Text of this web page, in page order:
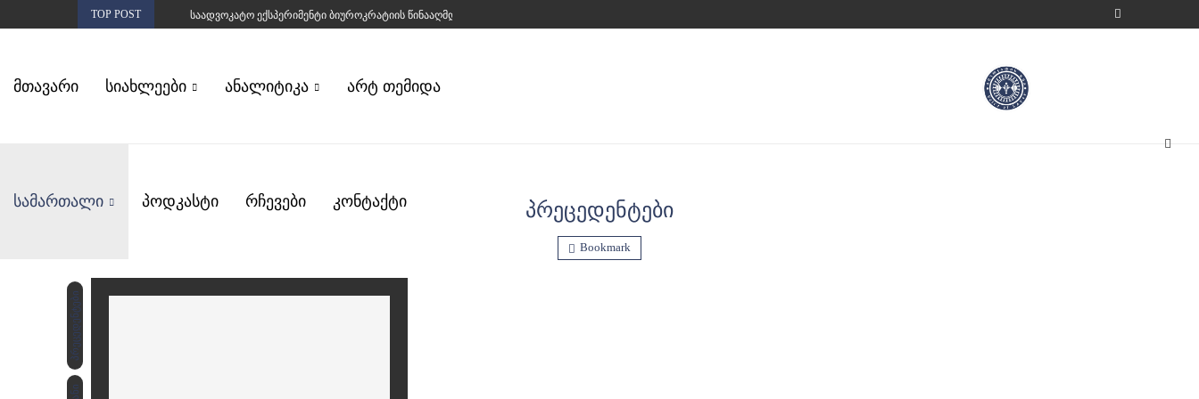
TOP POST ᲡᲐᲐᲓᲕᲝᲙᲐᲢᲝ ᲔᲥᲡᲞᲔᲠᲘᲛᲔᲜᲢᲘ ᲑᲘᲣᲠᲝᲙᲠᲐᲢᲘᲘᲡ ᲬᲘᲜᲐᲐᲦᲛᲓᲔᲒ: ᲠᲝᲒᲝᲠ ᲓᲐᲐᲛᲡᲮᲕᲠᲘᲐ ᲗᲑᲘᲚᲘᲡᲘᲡ ᲛᲔᲠᲗᲐᲜ...
ᲛᲗᲐᲕᲐᲠᲘ ᲡᲘᲐᲮᲚᲔᲔᲑᲘ ᲐᲜᲐᲚᲘᲢᲘᲙᲐ ᲐᲠᲢ ᲗᲔᲛᲘᲓᲐ
ᲡᲐᲛᲐᲠᲗᲐᲚᲘ ᲞᲝᲓᲙᲐᲡᲢᲘ ᲠᲩᲔᲕᲔᲑᲘ ᲙᲝᲜᲢᲐᲥᲢᲘ ᲞᲠᲔᲪᲔᲓᲔᲜᲢᲔᲑᲘ
Bookmark
პრეცედენტები